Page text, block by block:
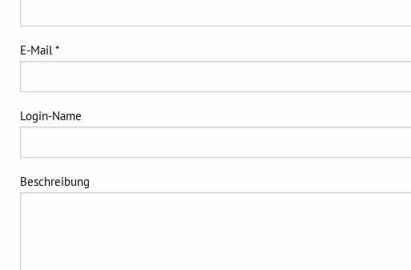
E-Mail *
Login-Name
Beschreibung